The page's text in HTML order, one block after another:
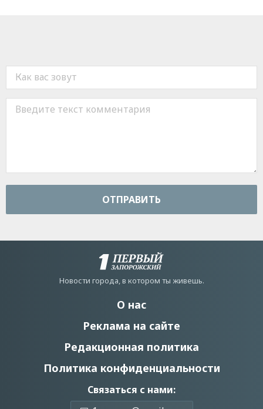
ОТПРАВИТЬ
Новости города, в котором ты живешь.
О нас
Реклама на сайте
Редакционная политика
Политика конфиденциальности
Связаться с нами: